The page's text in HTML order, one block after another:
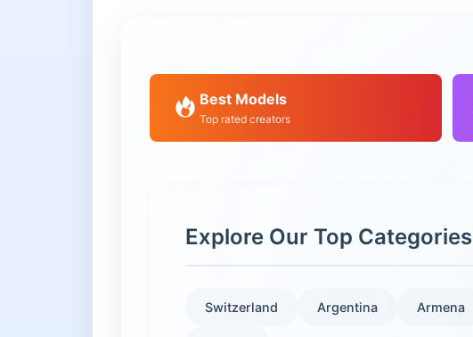
Best Models
Top rated creators
Explore Our Top Categories
Switzerland Argentina Armena